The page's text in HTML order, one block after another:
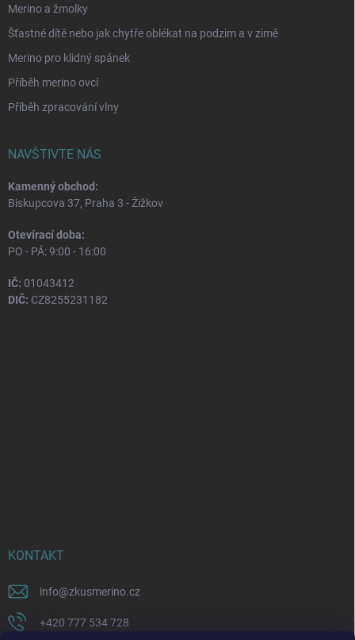
Merino a žmolky
Šťastné dítě nebo jak chytře oblékat na podzim a v zimě
Merino pro klidný spánek
Příběh merino ovcí
Příběh zpracování vlny
NAVŠTIVTE NÁS
Kamenný obchod:
Biskupcova 37, Praha 3 - Žižkov
Otevírací doba:
PO - PÁ: 9:00 - 16:00
IČ: 01043412
DIČ: CZ8255231182
KONTAKT
info@zkusmerino.cz
+420 777 534 728